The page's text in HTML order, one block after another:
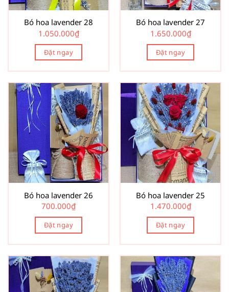
Bó hoa lavender 28
1.050.000₫
Đặt ngay
Bó hoa lavender 27
1.650.000₫
Đặt ngay
Bó hoa lavender 26
700.000₫
Đặt ngay
Bó hoa lavender 25
1.470.000₫
Đặt ngay